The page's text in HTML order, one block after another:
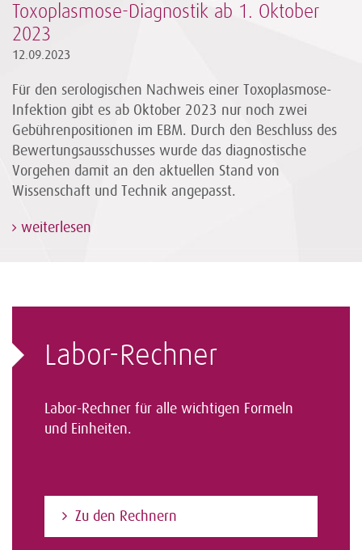
Toxoplasmose-Diagnostik ab 1. Oktober
2023
12.09.2023
Für den serologischen Nachweis einer Toxoplasmose-
Infektion gibt es ab Oktober 2023 nur noch zwei
Gebührenpositionen im EBM. Durch den Beschluss des
Bewertungsausschusses wurde das diagnostische
Vorgehen damit an den aktuellen Stand von
Wissenschaft und Technik angepasst.
weiterlesen
Labor-Rechner
Labor-Rechner für alle wichtigen Formeln
und Einheiten.
Zu den Rechnern